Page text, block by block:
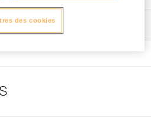
par pack de 5
des cookies